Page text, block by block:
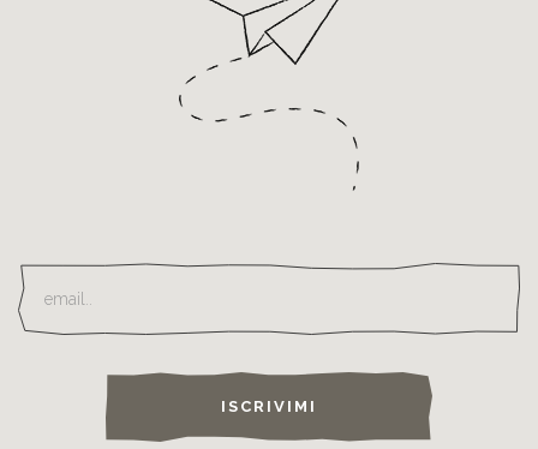
ISCRIVIMI